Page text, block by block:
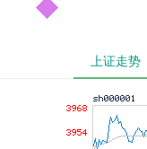
上证走势